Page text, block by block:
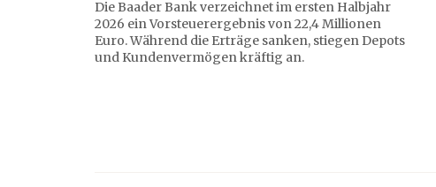
Die Baader Bank verzeichnet im ersten Halbjahr
2026 ein Vorsteuerergebnis von 22,4 Millionen
Euro. Während die Erträge sanken, stiegen Depots
und Kundenvermögen kräftig an.